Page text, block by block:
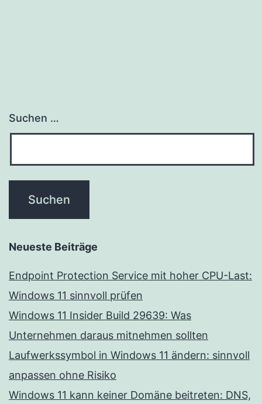
Suchen …
Neueste Beiträge
Endpoint Protection Service mit hoher CPU-Last:
Windows 11 sinnvoll prüfen
Windows 11 Insider Build 29639: Was
Unternehmen daraus mitnehmen sollten
Laufwerkssymbol in Windows 11 ändern: sinnvoll
anpassen ohne Risiko
Windows 11 kann keiner Domäne beitreten: DNS,